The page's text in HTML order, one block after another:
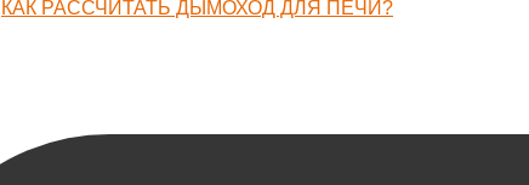
КАК РАССЧИТАТЬ ДЫМОХОД ДЛЯ ПЕЧИ?